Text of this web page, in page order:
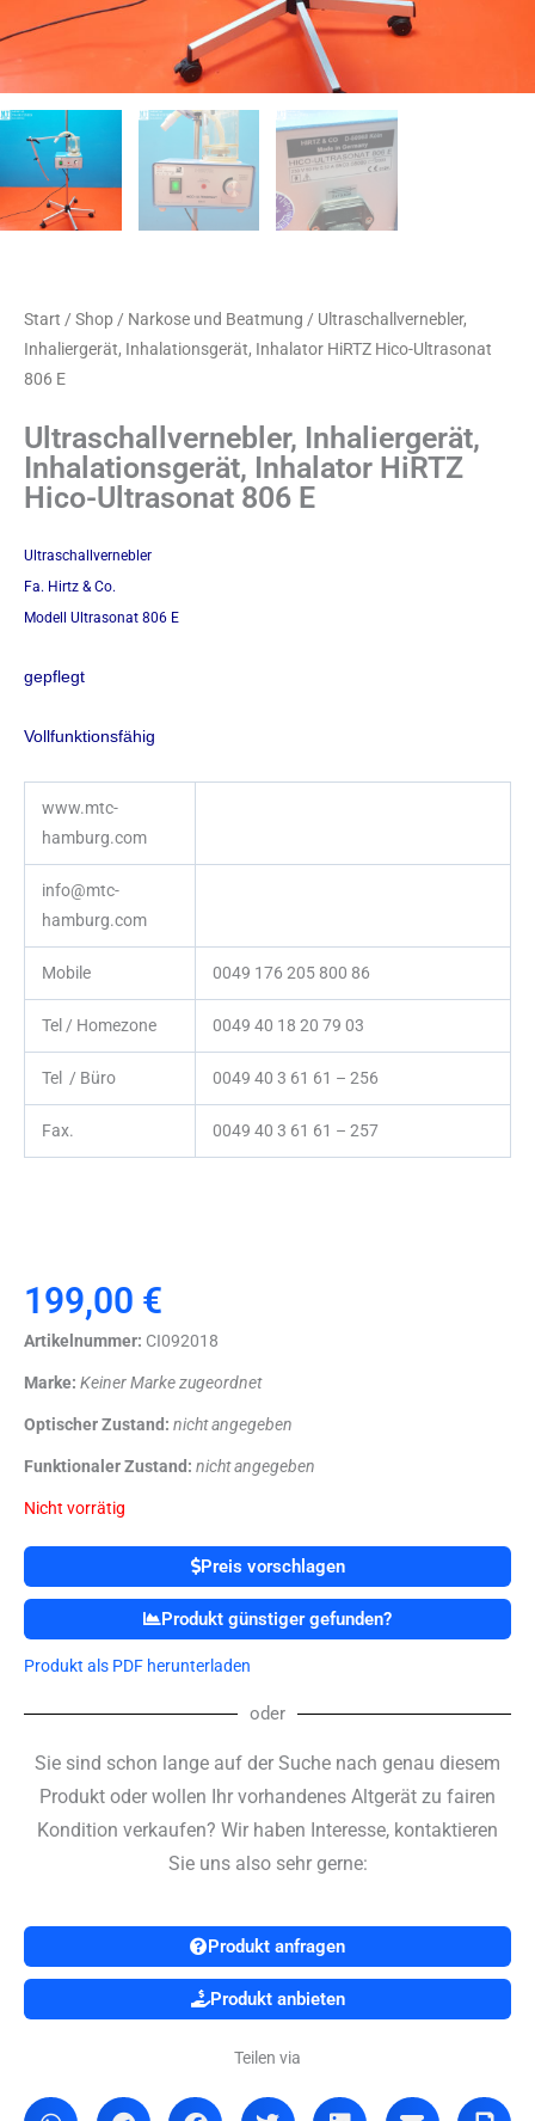
Start / Shop / Narkose und Beatmung / Ultraschallvernebler,
Inhaliergerät, Inhalationsgerät, Inhalator HiRTZ Hico-Ultrasonat
806 E
Ultraschallvernebler, Inhaliergerät,
Inhalationsgerät, Inhalator HiRTZ
Hico-Ultrasonat 806 E
Ultraschallvernebler
Fa. Hirtz & Co.
Modell Ultrasonat 806 E
gepflegt
Vollfunktionsfähig
www.mtc-
hamburg.com
info@mtc-
hamburg.com
Mobile 0049 176 205 800 86
Tel / Homezone 0049 40 18 20 79 03
Tel / Büro 0049 40 3 61 61 – 256
Fax. 0049 40 3 61 61 – 257
199,00 €
Artikelnummer: CI092018
Marke: Keiner Marke zugeordnet
Optischer Zustand: nicht angegeben
Funktionaler Zustand: nicht angegeben
Nicht vorrätig
Preis vorschlagen
Produkt günstiger gefunden?
Produkt als PDF herunterladen
oder
Sie sind schon lange auf der Suche nach genau diesem
Produkt oder wollen Ihr vorhandenes Altgerät zu fairen
Kondition verkaufen? Wir haben Interesse, kontaktieren
Sie uns also sehr gerne:
Produkt anfragen
Produkt anbieten
Teilen via